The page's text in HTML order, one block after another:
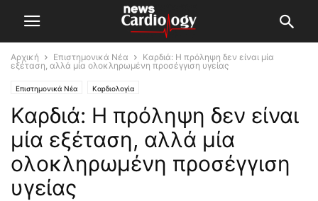
Αρχική Επιστημονικά Νέα
Καρδιά: Η πρόληψη δεν είναι μία
εξέταση, αλλά μία ολοκληρωμένη προσέγγιση υγείας
Επιστημονικά Νέα Καρδιολογία
Καρδιά: Η πρόληψη δεν είναι
μία εξέταση, αλλά μία
ολοκληρωμένη προσέγγιση
υγείας